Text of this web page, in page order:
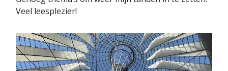
Veel leesplezier!